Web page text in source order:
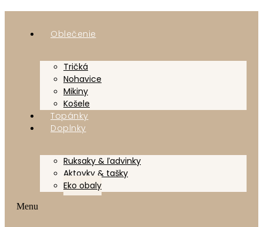
Oblečenie
Tričká
Nohavice
Mikiny
Košele
Topánky
Doplnky
Ruksaky & ľadvinky
Aktovky & tašky
Eko obaly
Menu